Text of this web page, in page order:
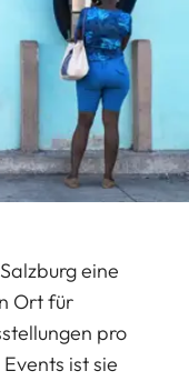
eine
Ort für
pro
ist sie